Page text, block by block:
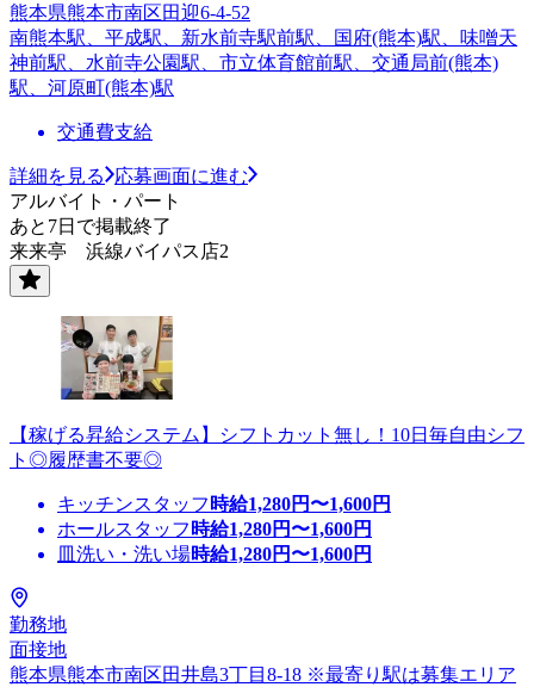
熊本県熊本市南区田迎6-4-52
南熊本駅、平成駅、新水前寺駅前駅、国府(熊本)駅、味噌天
神前駅、水前寺公園駅、市立体育館前駅、交通局前(熊本)
駅、河原町(熊本)駅
交通費支給
詳細を見る
応募画面に進む
アルバイト・パート
あと7日で掲載終了
来来亭 浜線バイパス店2
【稼げる昇給システム】シフトカット無し！10日毎自由シフ
ト◎履歴書不要◎
キッチンスタッフ 時給1,280円〜1,600円
ホールスタッフ 時給1,280円〜1,600円
皿洗い・洗い場時給1,280円〜1,600円
勤務地
面接地
熊本県熊本市南区田井島3丁目8-18 ※最寄り駅は募集エリア